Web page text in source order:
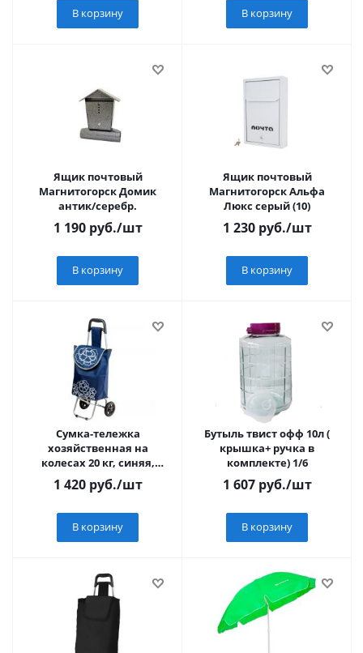
В корзину В корзину
Ящик почтовый
Магнитогорск Домик
антик/серебр.
1 190руб./шт
В корзину
Ящик почтовый
Магнитогорск Альфа
Люкс серый (10)
1 230руб./шт
В корзину
Сумка-тележка
хозяйственная на
колесах 20 кг, синяя,
цветок, PERFECTO LINEA
1 420руб./шт
В корзину
Бутыль твист офф 10л (
крышка+ ручка в
комплекте) 1/6
1 607руб./шт
В корзину